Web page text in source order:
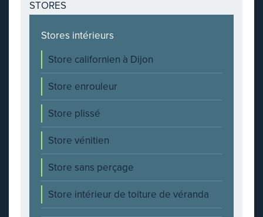
STORES
Stores intérieurs
Store californien à Dijon
Store enrouleur
Store plissé
Store vénitien
Store sans perçage
Store intérieur de toiture de véranda